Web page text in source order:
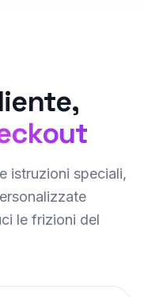
istruzioni speciali,
le frizioni del